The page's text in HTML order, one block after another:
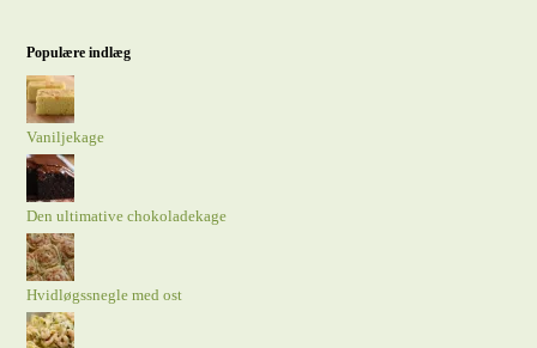
Populære indlæg
Vaniljekage
Den ultimative chokoladekage
Hvidløgssnegle med ost